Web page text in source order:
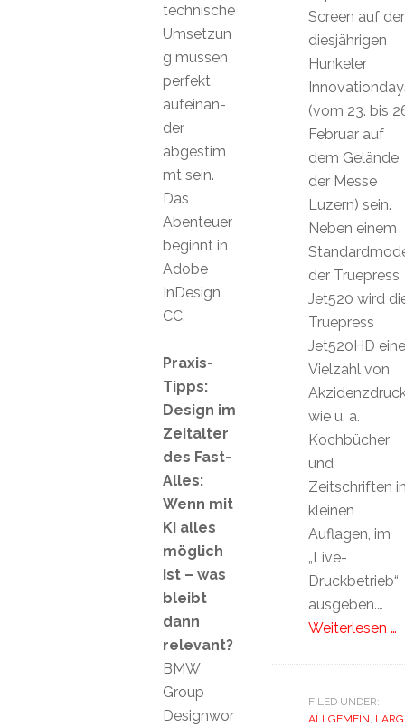
Screen auf
diesjährigen
Hunkeler
(vom 23. bis
Februar auf
dem Gelände
der Messe
Luzern) sein.
Neben einem
der Truepress
Jet520 wird
Truepress
Jet520HD eine
Vielzahl von
wie u. a.
Kochbücher
und
Zeitschriften
kleinen
Auflagen, im
„Live-
Druckbetrieb“
ausgeben.…
Weiterlesen …
FILED UNDER:
ALLGEMEIN,
technische
Umsetzun
g müssen
perfekt
aufeinan-
der
abgestim
mt sein.
Das
Abenteuer
beginnt in
Adobe
InDesign
CC.
Praxis-
Tipps:
Design im
Zeitalter
des Fast-
Alles:
Wenn mit
KI alles
möglich
ist – was
bleibt
dann
relevant?
BMW
Group
Designwor